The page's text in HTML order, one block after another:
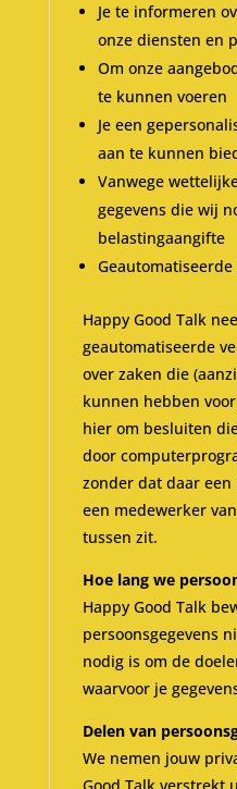
Je te informeren
onze diensten en
Om onze
te kunnen voeren
Je een
aan te kunnen
Vanwege
gegevens die wij
belastingaangifte
Happy Good Talk
geautomatiseerde
over zaken die
kunnen hebben
hier om besluiten
door
zonder dat daar
een medewerker
tussen zit.
Hoe lang we
Happy Good Talk
persoonsgegevens
nodig is om de
waarvoor je
Delen van
We nemen jouw